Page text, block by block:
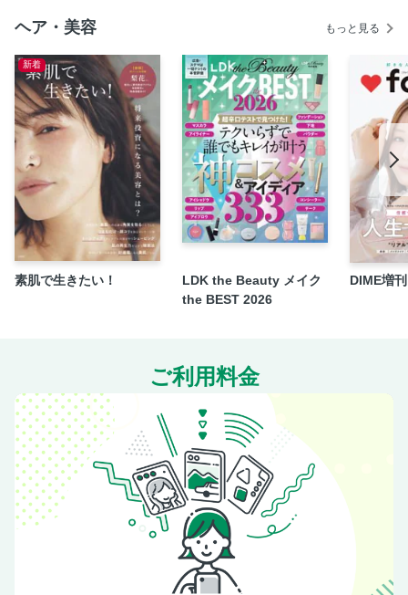
ヘア・美容 もっと見る
新着
素肌で生きたい！
LDK the Beauty メイク
the BEST 2026
DIME増
ご利用料金